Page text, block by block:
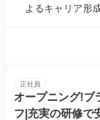
よるキャリア形
正社員
オープニング!ブ
フ|充実の研修で